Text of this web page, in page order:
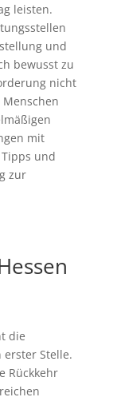
leisten.
und
bewusst zu
nicht
mit
und
zur
die
Stelle.
Rückkehr